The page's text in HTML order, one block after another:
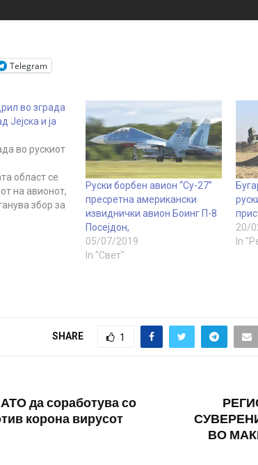
Telegram
во зграда
Јејска и ја
во рускиот
област се
на авионот,
збор за
34, потврди
Руски борбен авион “Су-27”
пресретнa американски
извиднички авион Боинг П-8
Посејдон,
05/07/2019
In "Свет"
20/
In
SHARE 1
да соработува со
корона вирусот
ВО